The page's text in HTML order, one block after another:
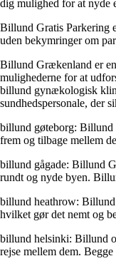
dig mulighed for at nyde
Billund Gratis Parkering
uden bekymringer om
Billund Grækenland er
mulighederne for at
billund gynækologisk
sundhedspersonale, der
billund gøteborg: Billund
frem og tilbage mellem
billund gågade: Billund
rundt og nyde byen.
billund heathrow:
hvilket gør det nemt og
billund helsinki: Billund
rejse mellem dem.